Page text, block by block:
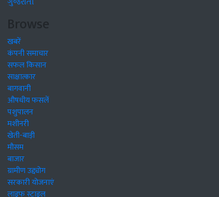
Browse
खबरें
कंपनी समाचार
सफल किसान
साक्षात्कार
बागवानी
औषधीय फसलें
पशुपालन
मशीनरी
खेती-बाड़ी
मौसम
बाजार
ग्रामीण उद्द्योग
सरकारी योजनाएं
लाइफ स्टाइल